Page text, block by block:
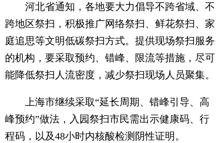
河北省通知，各地要大力倡导不跨省域、不
跨地区祭扫，积极推广网络祭扫、鲜花祭扫、家
庭追思等文明低碳祭扫方式。提供现场祭扫服务
的机构，要采取预约、错峰、限流等措施，尽可
能降低祭扫人流密度，减少祭扫现场人员聚集。
上海市继续采取“延长周期、错峰引导、高
峰预约”做法，入园祭扫市民需出示健康码、行
程码，以及48小时内核酸检测阴性证明。